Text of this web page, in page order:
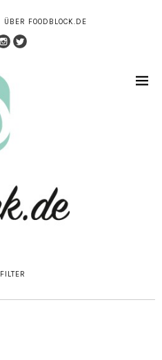
ÜBER FOODBLOCK.DE
FILTER